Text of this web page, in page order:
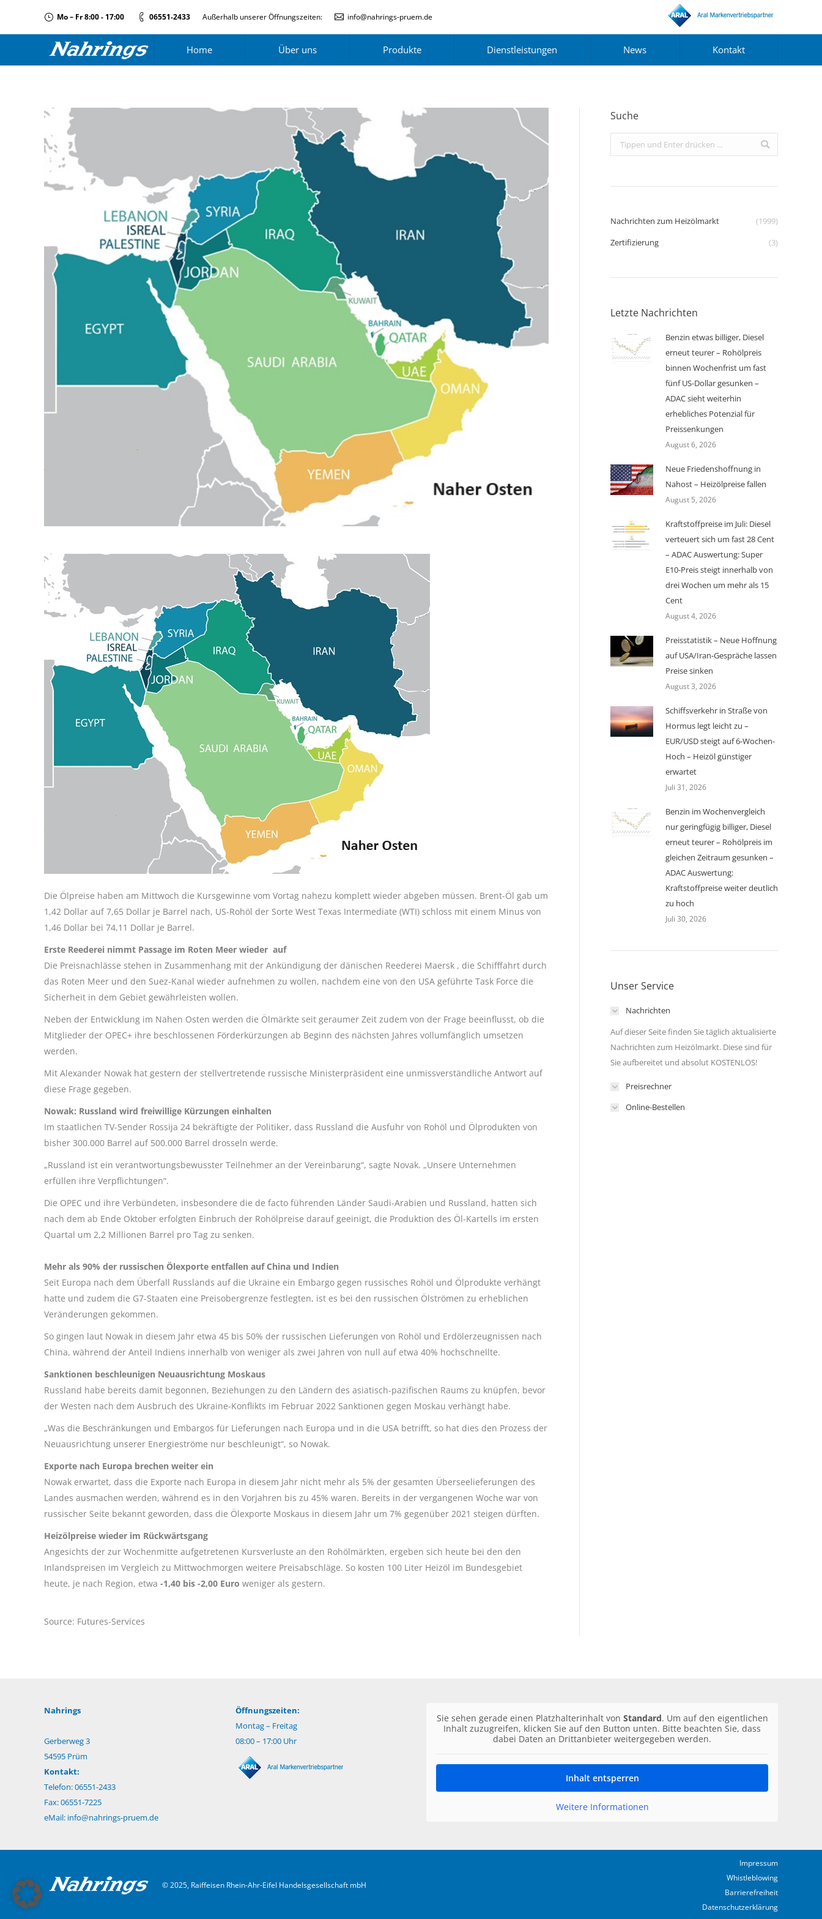
Mo – Fr 8:00 - 17:00 06551-2433 Außerhalb unserer Öffnungszeiten: info@nahrings-pruem.de
Home Über uns Produkte Dienstleistungen News Kontakt
Die Ölpreise haben am Mittwoch die Kursgewinne vom Vortag nahezu komplett wieder abgeben müssen. Brent-Öl gab um
1,42 Dollar auf 7,65 Dollar je Barrel nach, US-Rohöl der Sorte West Texas Intermediate (WTI) schloss mit einem Minus von
1,46 Dollar bei 74,11 Dollar je Barrel.
Erste Reederei nimmt Passage im Roten Meer wieder auf
Die Preisnachlässe stehen in Zusammenhang mit der Ankündigung der dänischen Reederei Maersk , die Schifffahrt durch
das Roten Meer und den Suez-Kanal wieder aufnehmen zu wollen, nachdem eine von den USA geführte Task Force die
Sicherheit in dem Gebiet gewährleisten wollen.
Neben der Entwicklung im Nahen Osten werden die Ölmärkte seit geraumer Zeit zudem von der Frage beeinflusst, ob die
Mitglieder der OPEC+ ihre beschlossenen Förderkürzungen ab Beginn des nächsten Jahres vollumfänglich umsetzen
werden.
Mit Alexander Nowak hat gestern der stellvertretende russische Ministerpräsident eine unmissverständliche Antwort auf
diese Frage gegeben.
Nowak: Russland wird freiwillige Kürzungen einhalten
Im staatlichen TV-Sender Rossija 24 bekräftigte der Politiker, dass Russland die Ausfuhr von Rohöl und Ölprodukten von
bisher 300.000 Barrel auf 500.000 Barrel drosseln werde.
„Russland ist ein verantwortungsbewusster Teilnehmer an der Vereinbarung“, sagte Novak. „Unsere Unternehmen
erfüllen ihre Verpflichtungen“.
Die OPEC und ihre Verbündeten, insbesondere die de facto führenden Länder Saudi-Arabien und Russland, hatten sich
nach dem ab Ende Oktober erfolgten Einbruch der Rohölpreise darauf geeinigt, die Produktion des Öl-Kartells im ersten
Quartal um 2,2 Millionen Barrel pro Tag zu senken.
Mehr als 90% der russischen Ölexporte entfallen auf China und Indien
Seit Europa nach dem Überfall Russlands auf die Ukraine ein Embargo gegen russisches Rohöl und Ölprodukte verhängt
hatte und zudem die G7-Staaten eine Preisobergrenze festlegten, ist es bei den russischen Ölströmen zu erheblichen
Veränderungen gekommen.
So gingen laut Nowak in diesem Jahr etwa 45 bis 50% der russischen Lieferungen von Rohöl und Erdölerzeugnissen nach
China, während der Anteil Indiens innerhalb von weniger als zwei Jahren von null auf etwa 40% hochschnellte.
Sanktionen beschleunigen Neuausrichtung Moskaus
Russland habe bereits damit begonnen, Beziehungen zu den Ländern des asiatisch-pazifischen Raums zu knüpfen, bevor
der Westen nach dem Ausbruch des Ukraine-Konflikts im Februar 2022 Sanktionen gegen Moskau verhängt habe.
„Was die Beschränkungen und Embargos für Lieferungen nach Europa und in die USA betrifft, so hat dies den Prozess der
Neuausrichtung unserer Energieströme nur beschleunigt“, so Nowak.
Exporte nach Europa brechen weiter ein
Nowak erwartet, dass die Exporte nach Europa in diesem Jahr nicht mehr als 5% der gesamten Überseelieferungen des
Landes ausmachen werden, während es in den Vorjahren bis zu 45% waren. Bereits in der vergangenen Woche war von
russischer Seite bekannt geworden, dass die Ölexporte Moskaus in diesem Jahr um 7% gegenüber 2021 steigen dürften.
Heizölpreise wieder im Rückwärtsgang
Angesichts der zur Wochenmitte aufgetretenen Kursverluste an den Rohölmärkten, ergeben sich heute bei den den
Inlandspreisen im Vergleich zu Mittwochmorgen weitere Preisabschläge. So kosten 100 Liter Heizöl im Bundesgebiet
heute, je nach Region, etwa -1,40 bis -2,00 Euro weniger als gestern.
Source: Futures-Services
Suche
Search:
Nachrichten zum Heizölmarkt
(1999)
Zertifizierung
(3)
Letzte Nachrichten
Benzin etwas billiger, Diesel
erneut teurer – Rohölpreis
binnen Wochenfrist um fast
fünf US-Dollar gesunken –
ADAC sieht weiterhin
erhebliches Potenzial für
Preissenkungen
August 6, 2026
Neue Friedenshoffnung in
Nahost – Heizölpreise fallen
August 5, 2026
Kraftstoffpreise im Juli: Diesel
verteuert sich um fast 28 Cent
– ADAC Auswertung: Super
E10-Preis steigt innerhalb von
drei Wochen um mehr als 15
Cent
August 4, 2026
Preisstatistik – Neue Hoffnung
auf USA/Iran-Gespräche lassen
Preise sinken
August 3, 2026
Schiffsverkehr in Straße von
Hormus legt leicht zu –
EUR/USD steigt auf 6-Wochen-
Hoch – Heizöl günstiger
erwartet
Juli 31, 2026
Benzin im Wochenvergleich
nur geringfügig billiger, Diesel
erneut teurer – Rohölpreis im
gleichen Zeitraum gesunken –
ADAC Auswertung:
Kraftstoffpreise weiter deutlich
zu hoch
Juli 30, 2026
Unser Service
Nachrichten
Auf dieser Seite finden Sie täglich aktualisierte
Nachrichten zum Heizölmarkt. Diese sind für
Sie aufbereitet und absolut KOSTENLOS!
Preisrechner
Online-Bestellen
Nahrings
Gerberweg 3
54595 Prüm
Kontakt:
Telefon: 06551-2433
Fax: 06551-7225
eMail: info@nahrings-pruem.de
Öffnungszeiten:
Montag – Freitag
08:00 – 17:00 Uhr
Sie sehen gerade einen Platzhalterinhalt von Standard. Um auf den eigentlichen
Inhalt zuzugreifen, klicken Sie auf den Button unten. Bitte beachten Sie, dass
dabei Daten an Drittanbieter weitergegeben werden.
Inhalt entsperren
Weitere Informationen
© 2025, Raiffeisen Rhein-Ahr-Eifel Handelsgesellschaft mbH
Impressum
Whistleblowing
Barrierefreiheit
Datenschutzerklärung